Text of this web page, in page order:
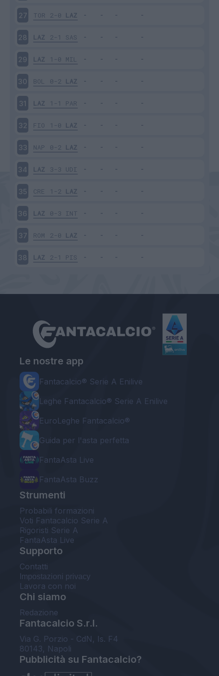
27 TOR 2-0 LAZ
28 LAZ 2-1 SAS
29 LAZ 1-0 MIL
30 BOL 0-2 LAZ
31 LAZ 1-1 PAR
32 FIO 1-0 LAZ
33 NAP 0-2 LAZ
34 LAZ 3-3 UDI
35 CRE 1-2 LAZ
36 LAZ 0-3 INT
37 ROM 2-0 LAZ
38 LAZ 2-1 PIS
Le nostre app
Fantacalcio® Serie A Enilive
Leghe Fantacalcio® Serie A Enilive
EuroLeghe Fantacalcio®
Guida per l'asta perfetta
FantaAsta Live
FantaAsta Buzz
Strumenti
Probabili formazioni
Voti Fantacalcio Serie A
Rigoristi Serie A
FantaAsta Live
Supporto
Contatti
Impostazioni privacy
Lavora con noi
Chi siamo
Redazione
Fantacalcio S.r.l.
Via G. Porzio - CdN, Is. F4
80143, Napoli
Pubblicità su Fantacalcio?